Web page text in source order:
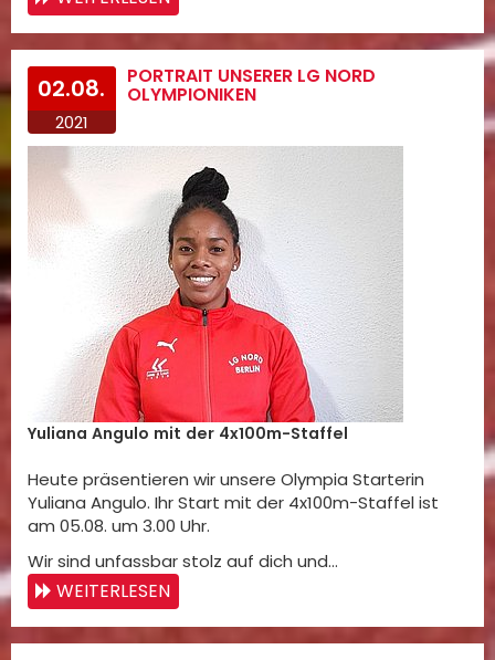
02.08.
2021
PORTRAIT UNSERER LG NORD
OLYMPIONIKEN
Yuliana Angulo mit der 4x100m-Staffel
Heute präsentieren wir unsere Olympia Starterin
Yuliana Angulo. Ihr Start mit der 4x100m-Staffel ist
am 05.08. um 3.00 Uhr.
Wir sind unfassbar stolz auf dich und…
WEITERLESEN